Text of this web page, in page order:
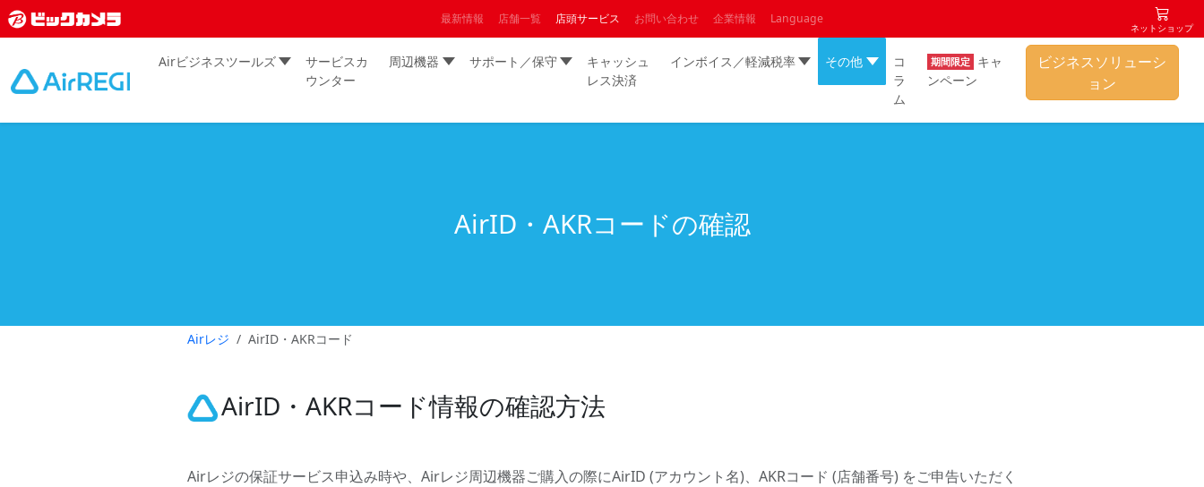
最新情報 店舗一覧 店頭サービス お問い合わせ 企業情報 Language
ネットショップ
Airビジネスツールズ
サービスカ
ウンター
周辺機器 サポート／保守
キャッシュ
レス決済
インボイス／軽減税率 その他
コ
ラ
ム
期間限定
キャ
ンペーン
ビジネスソリューシ
ョン
AirID・AKRコードの確認
Airレジ AirID・AKRコード
AirID・AKRコード情報の確認方法
Airレジの保証サービス申込み時や、Airレジ周辺機器ご購入の際にAirID (アカウント名)、AKRコード (店舗番号) をご申告いただく